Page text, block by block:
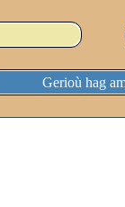
Gerioù hag